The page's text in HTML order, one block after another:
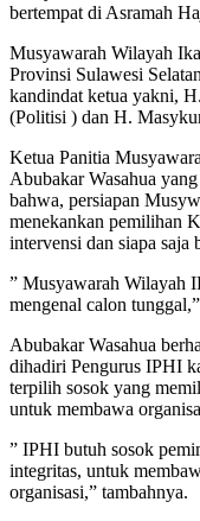
bertempat di Asramah
Musyawarah Wilayah
Provinsi Sulawesi
kandindat ketua yakni,
(Politisi ) dan H.
Ketua Panitia
Abubakar Wasahua
bahwa, persiapan
menekankan pemilihan
intervensi dan siapa saja
” Musyawarah Wilayah
mengenal calon
Abubakar Wasahua
dihadiri Pengurus IPHI
terpilih sosok yang
untuk membawa
” IPHI butuh sosok
integritas, untuk
organisasi,” tambahnya.